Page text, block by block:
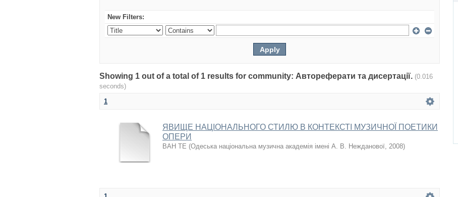
New Filters:
Showing 1 out of a total of 1 results for community: Автореферати та дисертації. (0.016
seconds)
1
ЯВИЩЕ НАЦІОНАЛЬНОГО СТИЛЮ В КОНТЕКСТІ МУЗИЧНОЇ ПОЕТИКИ
ОПЕРИ
ВАН ТЕ (Одеська національна музична академія імені А. В. Нежданової, 2008)